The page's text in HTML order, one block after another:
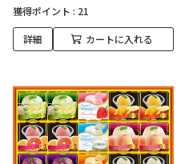
獲得ポイント : 21
詳細 カートに入れる